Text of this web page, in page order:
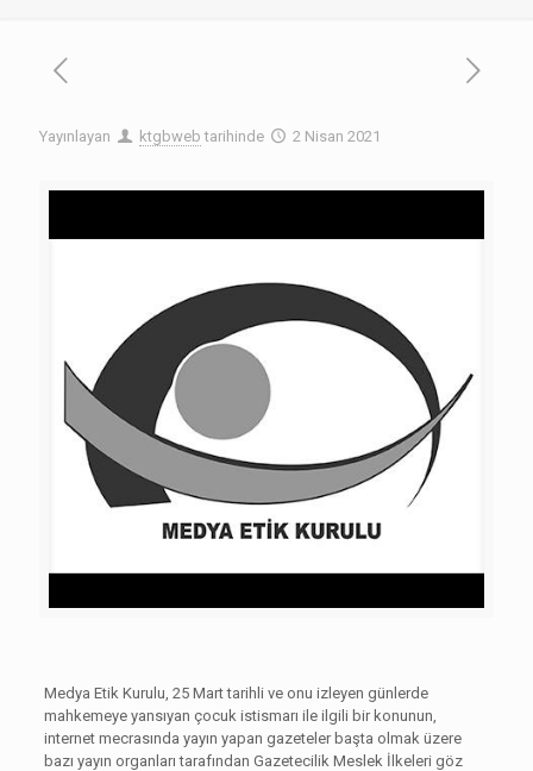
Yayınlayan ktgbweb tarihinde 2 Nisan 2021
Medya Etik Kurulu, 25 Mart tarihli ve onu izleyen günlerde
mahkemeye yansıyan çocuk istismarı ile ilgili bir konunun,
internet mecrasında yayın yapan gazeteler başta olmak üzere
bazı yayın organları tarafından Gazetecilik Meslek İlkeleri göz